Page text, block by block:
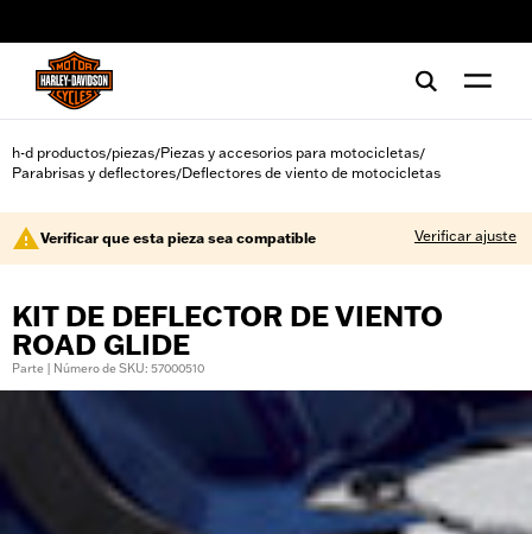
h-d productos/piezas/Piezas y accesorios para motocicletas/
Parabrisas y deflectores/Deflectores de viento de motocicletas
Verificar que esta pieza sea compatible Verificar ajuste
KIT DE DEFLECTOR DE VIENTO
ROAD GLIDE
Parte | Número de SKU: 57000510